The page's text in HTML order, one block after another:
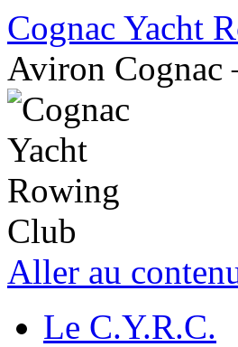
Cognac Yacht
Aviron Cognac
Aller au
Le C.Y.R.C.